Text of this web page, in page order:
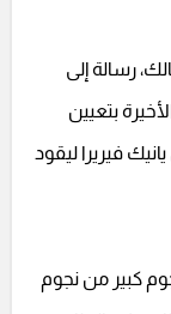
رسالة إلى
بتعيين
فيريرا ليقود
كبير من نجوم